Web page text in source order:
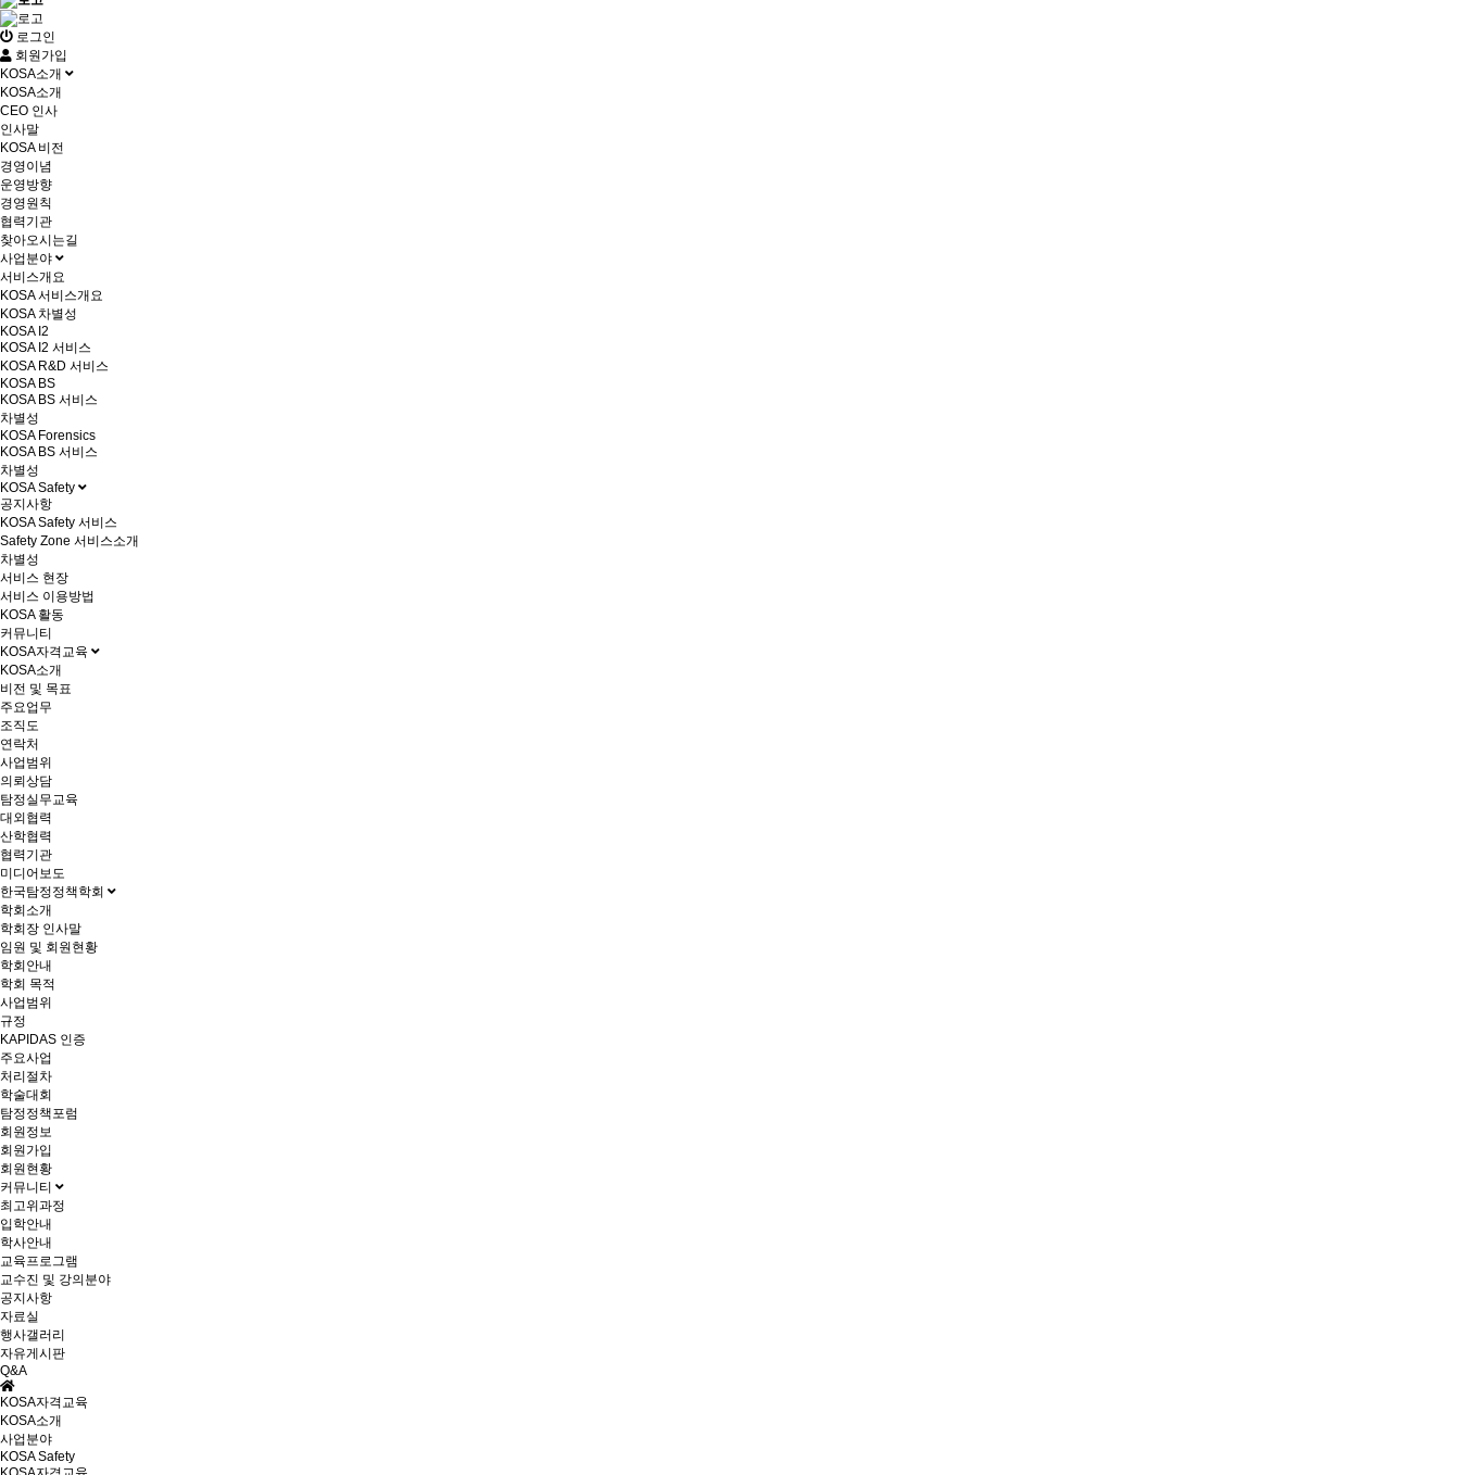
로그인
회원가입
KOSA소개
KOSA소개
CEO 인사
인사말
KOSA 비전
경영이념
운영방향
경영원칙
협력기관
찾아오시는길
사업분야
서비스개요
KOSA 서비스개요
KOSA 차별성
KOSA I2
KOSA I2 서비스
KOSA R&D 서비스
KOSA BS
KOSA BS 서비스
차별성
KOSA Forensics
KOSA BS 서비스
차별성
KOSA Safety
공지사항
KOSA Safety 서비스
Safety Zone 서비스소개
차별성
서비스 현장
서비스 이용방법
KOSA 활동
커뮤니티
KOSA자격교육
KOSA소개
비전 및 목표
주요업무
조직도
연락처
사업범위
의뢰상담
탐정실무교육
대외협력
산학협력
협력기관
미디어보도
한국탐정정책학회
학회소개
학회장 인사말
임원 및 회원현황
학회안내
학회 목적
사업범위
규정
KAPIDAS 인증
주요사업
처리절차
학술대회
탐정정책포럼
회원정보
회원가입
회원현황
커뮤니티
최고위과정
입학안내
학사안내
교육프로그램
교수진 및 강의분야
공지사항
자료실
행사갤러리
자유게시판
Q&A
KOSA자격교육
KOSA소개
사업분야
KOSA Safety